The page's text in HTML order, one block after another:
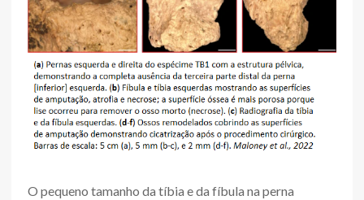
O pequeno tamanho da tíbia e da fíbula na perna